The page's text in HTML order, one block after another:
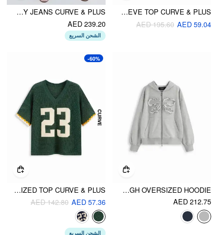
KNIT CROCHET BOWKNOT OVERSIZED LONG SLEEVE TOP CURVE & PLUS
AED 59.04
AED 195.60
CIDER DENIM MID RISE HEART & STAR APPLIQUES FLORAL BAGGY JEANS CURVE & PLUS
AED 239.20
الشحن السريع
TERRY LETTUCE TRIM BOWKNOT ZIP THROUGH OVERSIZED HOODIE
AED 212.75
-60%
KNIT V-NECK 23 GRAPHIC HOLLOW OUT OVERSIZED TOP CURVE & PLUS
AED 57.36
AED 142.80
الشحن السريع